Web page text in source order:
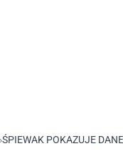
›ŚPIEWAK POKAZUJE